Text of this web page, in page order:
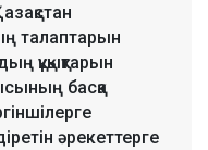
талаптарын
құқықтарын
басқа
әрекеттерге